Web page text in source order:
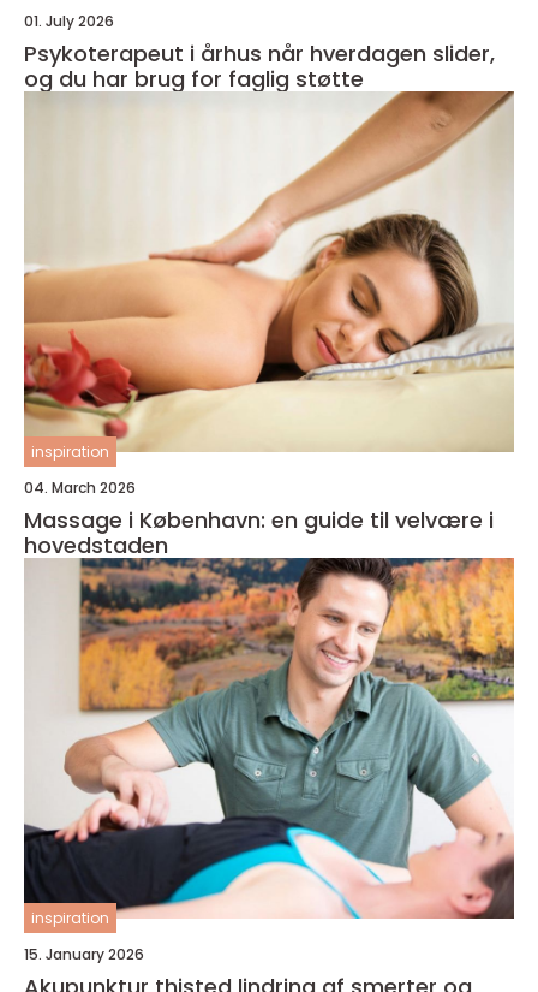
01. July 2026
Psykoterapeut i århus når hverdagen slider,
og du har brug for faglig støtte
inspiration
04. March 2026
Massage i København: en guide til velvære i
hovedstaden
inspiration
15. January 2026